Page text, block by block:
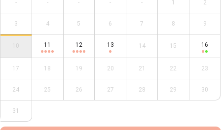
- - - - - 1 2
3 4 5 6 7 8 9
10 11 12 13 14 15 16
17 18 19 20 21 22 23
24 25 26 27 28 29 30
31